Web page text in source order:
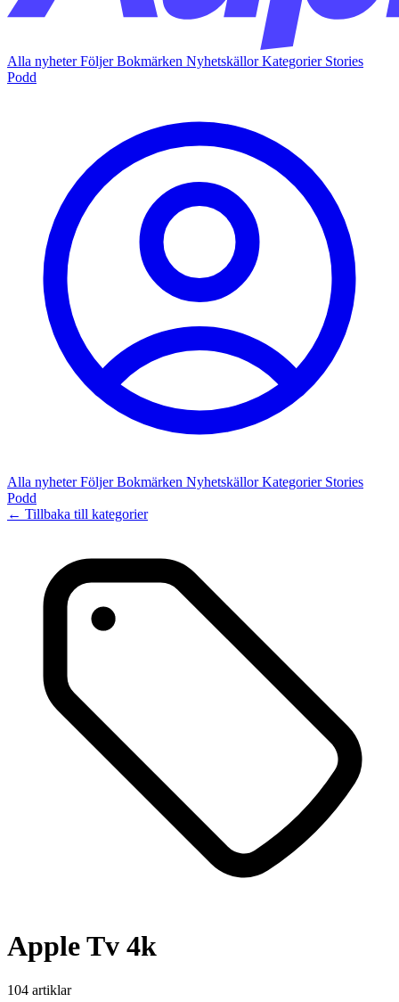
Alla nyheterFöljerBokmärken NyhetskällorKategorier Stories
Podd
Alla nyheterFöljerBokmärken NyhetskällorKategorier Stories
Podd
← Tillbaka till kategorier
Apple Tv 4k
104 artiklar